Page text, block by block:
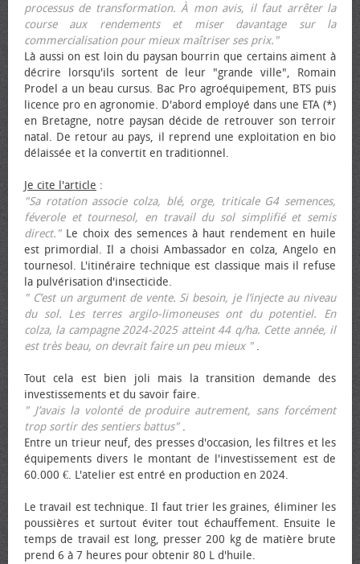
processus de transformation. À mon avis, il faut arrêter la
course aux rendements et miser davantage sur la
commercialisation pour mieux maîtriser ses prix."
Là aussi on est loin du paysan bourrin que certains aiment à
décrire lorsqu'ils sortent de leur "grande ville", Romain
Prodel a un beau cursus. Bac Pro agroéquipement, BTS puis
licence pro en agronomie. D'abord employé dans une ETA (*)
en Bretagne, notre paysan décide de retrouver son terroir
natal. De retour au pays, il reprend une exploitation en bio
délaissée et la convertit en traditionnel.
Je cite l'article :
"Sa rotation associe colza, blé, orge, triticale G4 semences,
féverole et tournesol, en travail du sol simplifié et semis
direct."Le choix des semences à haut rendement en huile
est primordial. Il a choisi Ambassador en colza, Angelo en
tournesol. L'itinéraire technique est classique mais il refuse
la pulvérisation d'insecticide.
" C’est un argument de vente. Si besoin, je l’injecte au niveau
du sol. Les terres argilo-limoneuses ont du potentiel. En
colza, la campagne 2024-2025 atteint 44 q/ha. Cette année, il
est très beau, on devrait faire un peu mieux ".
Tout cela est bien joli mais la transition demande des
investissements et du savoir faire.
" J’avais la volonté de produire autrement, sans forcément
trop sortir des sentiers battus".
Entre un trieur neuf, des presses d'occasion, les filtres et les
équipements divers le montant de l'investissement est de
60.000 €. L'atelier est entré en production en 2024.
Le travail est technique. Il faut trier les graines, éliminer les
poussières et surtout éviter tout échauffement. Ensuite le
temps de travail est long, presser 200 kg de matière brute
prend 6 à 7 heures pour obtenir 80 L d'huile.